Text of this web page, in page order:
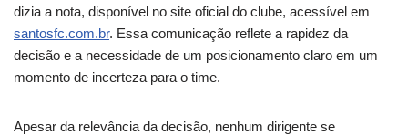
dizia a nota, disponível no site oficial do clube, acessível em
santosfc.com.br. Essa comunicação reflete a rapidez da
decisão e a necessidade de um posicionamento claro em um
momento de incerteza para o time.
Apesar da relevância da decisão, nenhum dirigente se